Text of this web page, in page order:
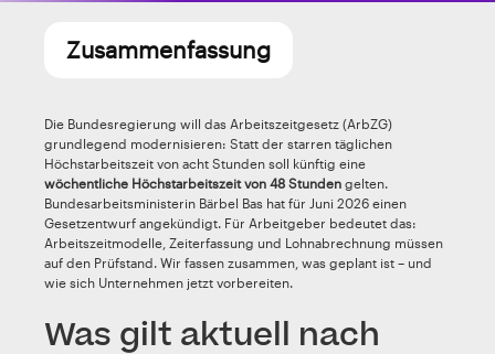
Zusammenfassung
Die Bundesregierung will das Arbeitszeitgesetz (ArbZG)
grundlegend modernisieren: Statt der starren täglichen
Höchstarbeitszeit von acht Stunden soll künftig eine
wöchentliche Höchstarbeitszeit von 48 Stunden gelten.
Bundesarbeitsministerin Bärbel Bas hat für Juni 2026 einen
Gesetzentwurf angekündigt. Für Arbeitgeber bedeutet das:
Arbeitszeitmodelle, Zeiterfassung und Lohnabrechnung müssen
auf den Prüfstand. Wir fassen zusammen, was geplant ist – und
wie sich Unternehmen jetzt vorbereiten.
Was gilt aktuell nach